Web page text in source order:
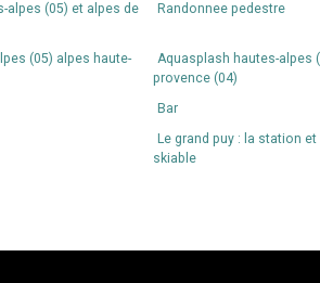
alpes (05) et alpes de
Randonnee pedestre
(05) alpes haute-
Aquasplash hautes-alpes
provence (04)
Bar
Le grand puy : la station
skiable